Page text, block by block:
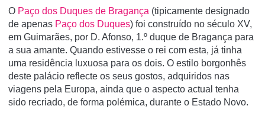
O Paço dos Duques de Bragança (tipicamente designado
de apenas Paço dos Duques) foi construí­do no século XV,
em Guimarães, por D. Afonso, 1.º duque de Bragança para
a sua amante. Quando estivesse o rei com esta, já tinha
uma residência luxuosa para os dois. O estilo borgonhês
deste palácio reflecte os seus gostos, adquiridos nas
viagens pela Europa, ainda que o aspecto actual tenha
sido recriado, de forma polémica, durante o Estado Novo.